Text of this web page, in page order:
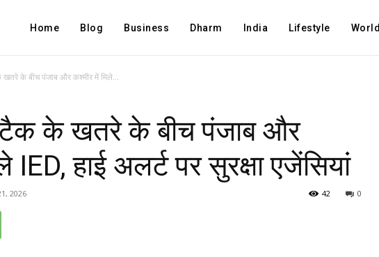
Home Blog Business Dharm India Lifestyle World
के बीच पंजाब और कश्मीर में मिले...
के खतरे के बीच पंजाब और
IED, हाई अलर्ट पर सुरक्षा एजेंसियां
2026 0
42